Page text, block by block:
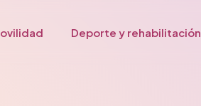
Deporte y rehabilitación